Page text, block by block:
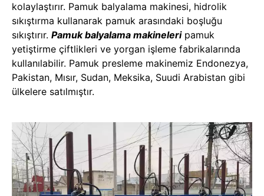
kolaylaştırır. Pamuk balyalama makinesi, hidrolik
sıkıştırma kullanarak pamuk arasındaki boşluğu
sıkıştırır. Pamuk balyalama makineleripamuk
yetiştirme çiftlikleri ve yorgan işleme fabrikalarında
kullanılabilir. Pamuk presleme makinemiz Endonezya,
Pakistan, Mısır, Sudan, Meksika, Suudi Arabistan gibi
ülkelere satılmıştır.